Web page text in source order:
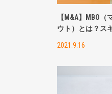
【M&A】MBO
ウト）とは？ス
2021.9.16